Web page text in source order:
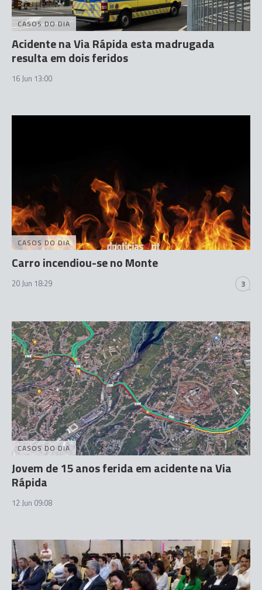
CASOS DO DIA
Acidente na Via Rápida esta madrugada
resulta em dois feridos
16 Jun 13:00
CASOS DO DIA
Carro incendiou-se no Monte
20 Jun 18:29 3
CASOS DO DIA
Jovem de 15 anos ferida em acidente na Via
Rápida
12 Jun 09:08